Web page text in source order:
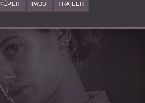
IMDB TRAILER
SWEATSHOP
DAISY MORIARTY